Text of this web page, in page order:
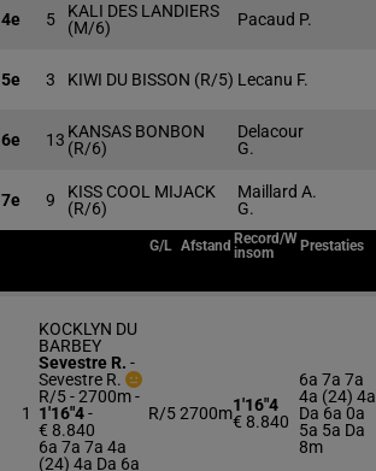
4e 5
KALI DES LANDIERS
(M/6)
Pacaud P.
5e 3 KIWI DU BISSON (R/5) Lecanu F.
6e 13 KANSAS BONBON
(R/6)
Delacour
G.
7e 9
KISS COOL MIJACK
(R/6)
Maillard A.
G.
G/L Afstand Record/W
insom
Prestaties
1
KOCKLYN DU
BARBEY
Sevestre R. -
Sevestre R.
R/5 - 2700m-
1'16"4-
€ 8.840
6a 7a 7a 4a
(24) 4a Da 6a
R/52700m1'16"4
€ 8.840
6a 7a 7a
4a (24) 4a
Da 6a 0a
5a 5a Da
8m